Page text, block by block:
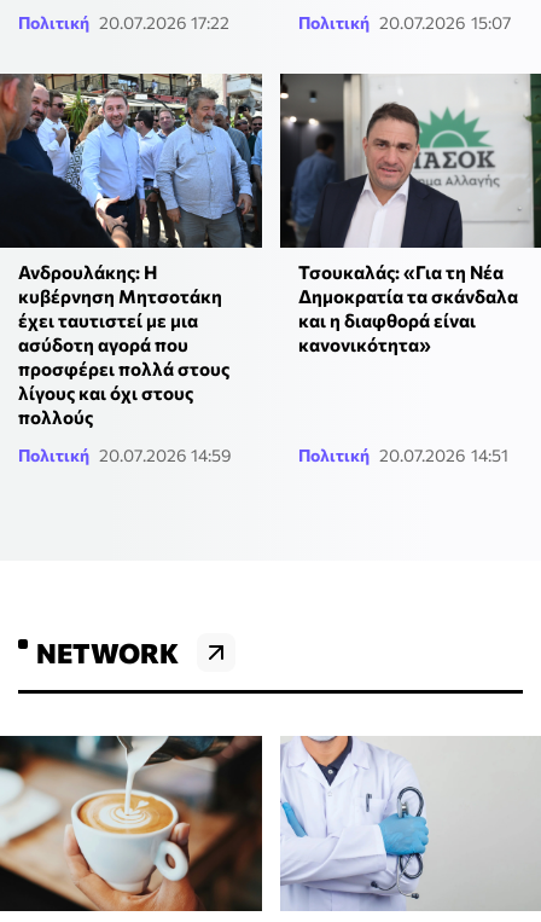
Πολιτική 20.07.2026 17:22 Πολιτική 20.07.2026 15:07
Ανδρουλάκης: Η
κυβέρνηση Μητσοτάκη
έχει ταυτιστεί με μια
ασύδοτη αγορά που
προσφέρει πολλά στους
λίγους και όχι στους
πολλούς
Πολιτική 20.07.2026 14:59
Τσουκαλάς: «Για τη Νέα
Δημοκρατία τα σκάνδαλα
και η διαφθορά είναι
κανονικότητα»
Πολιτική 20.07.2026 14:51
NETWORK